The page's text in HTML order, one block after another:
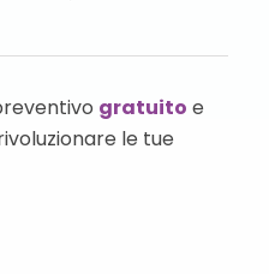
gratuito e
le tue